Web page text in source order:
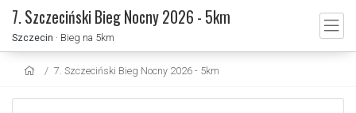
7. Szczeciński Bieg Nocny 2026 - 5km
Szczecin · Bieg na 5km
7. Szczeciński Bieg Nocny 2026 - 5km